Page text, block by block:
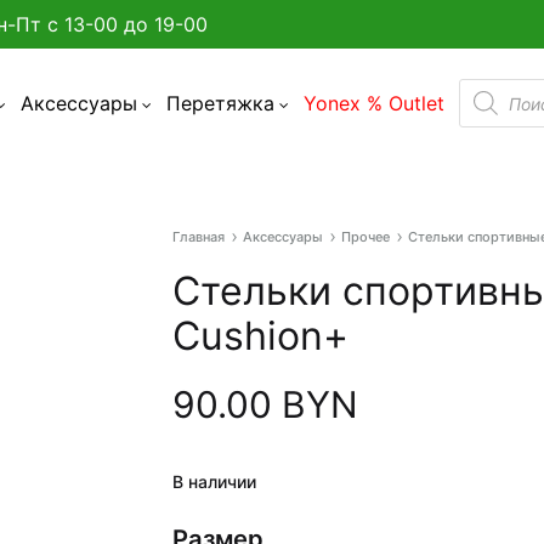
Пт с 13-00 до 19-00
Аксессуары Перетяжка Yonex % Outlet
Поиск
товаров
Главная Аксессуары Прочее Стельки
Стельки
Cushion+
90.00 BYN
В наличии